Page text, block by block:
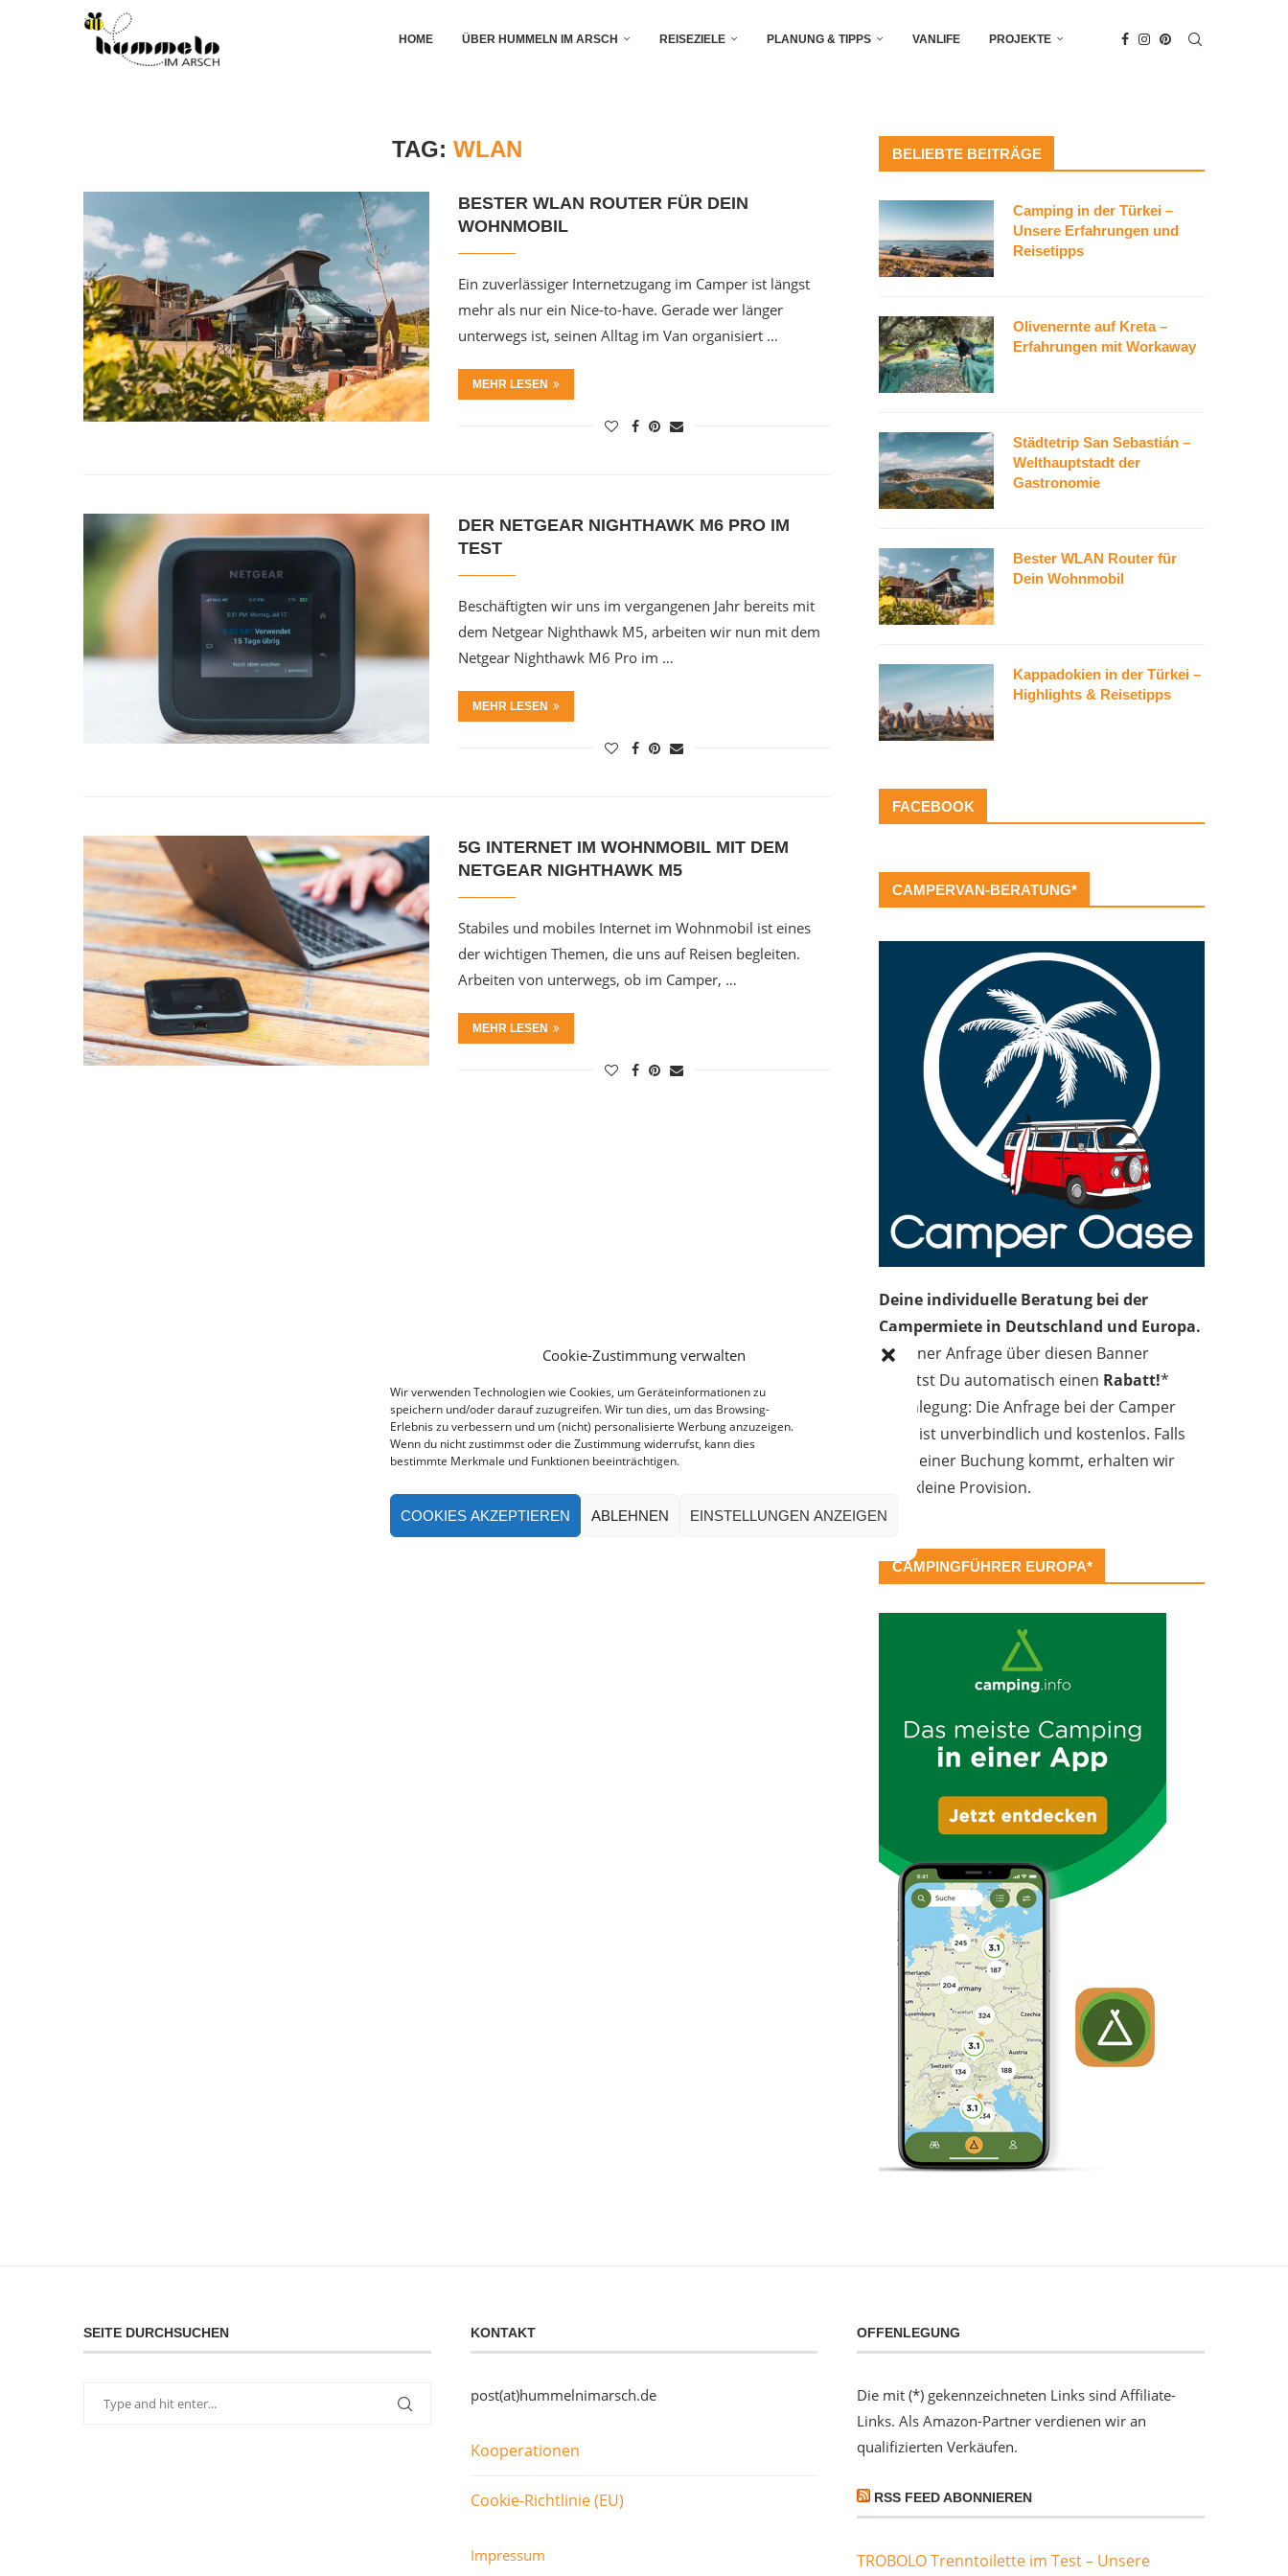
Cookie-Zustimmung verwalten
Wir verwenden Technologien wie Cookies, um Geräteinformationen zu
speichern und/oder darauf zuzugreifen. Wir tun dies, um das Browsing-
Erlebnis zu verbessern und um (nicht) personalisierte Werbung anzuzeigen.
Wenn du nicht zustimmst oder die Zustimmung widerrufst, kann dies
bestimmte Merkmale und Funktionen beeinträchtigen.
COOKIES AKZEPTIEREN ABLEHNEN EINSTELLUNGEN ANZEIGEN
HOME ÜBER HUMMELN IM ARSCH REISEZIELE PLANUNG & TIPPS VANLIFE PROJEKTE
TAG: WLAN
BESTER WLAN ROUTER FÜR DEIN
WOHNMOBIL
Ein zuverlässiger Internetzugang im Camper ist längst
mehr als nur ein Nice-to-have. Gerade wer länger
unterwegs ist, seinen Alltag im Van organisiert …
MEHR LESEN
DER NETGEAR NIGHTHAWK M6 PRO IM
TEST
Beschäftigten wir uns im vergangenen Jahr bereits mit
dem Netgear Nighthawk M5, arbeiten wir nun mit dem
Netgear Nighthawk M6 Pro im …
MEHR LESEN
5G INTERNET IM WOHNMOBIL MIT DEM
NETGEAR NIGHTHAWK M5
Stabiles und mobiles Internet im Wohnmobil ist eines
der wichtigen Themen, die uns auf Reisen begleiten.
Arbeiten von unterwegs, ob im Camper, …
MEHR LESEN
BELIEBTE BEITRÄGE
Camping in der Türkei –
Unsere Erfahrungen und
Reisetipps
Olivenernte auf Kreta –
Erfahrungen mit Workaway
Städtetrip San Sebastián –
Welthauptstadt der
Gastronomie
Bester WLAN Router für
Dein Wohnmobil
Kappadokien in der Türkei –
Highlights & Reisetipps
FACEBOOK
CAMPERVAN-BERATUNG*
Deine individuelle Beratung bei der
Campermiete in Deutschland und Europa.
Bei einer Anfrage über diesen Banner
erhältst Du automatisch einen Rabatt!*
Offenlegung: Die Anfrage bei der Camper
Oase ist unverbindlich und kostenlos. Falls
es zu einer Buchung kommt, erhalten wir
eine kleine Provision.
CAMPINGFÜHRER EUROPA*
SEITE DURCHSUCHEN KONTAKT
post(at)hummelnimarsch.de
Kooperationen
Cookie-Richtlinie (EU)
Impressum
OFFENLEGUNG
Die mit (*) gekennzeichneten Links sind Affiliate-
Links. Als Amazon-Partner verdienen wir an
qualifizierten Verkäufen.
RSS FEED ABONNIEREN
TROBOLO Trenntoilette im Test – Unsere